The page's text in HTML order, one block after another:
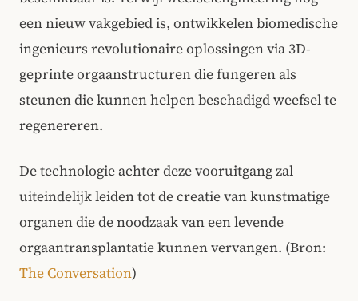
een nieuw vakgebied is, ontwikkelen biomedische
ingenieurs revolutionaire oplossingen via 3D-
geprinte orgaanstructuren die fungeren als
steunen die kunnen helpen beschadigd weefsel te
regenereren.
De technologie achter deze vooruitgang zal
uiteindelijk leiden tot de creatie van kunstmatige
organen die de noodzaak van een levende
orgaantransplantatie kunnen vervangen. (Bron:
The Conversation)